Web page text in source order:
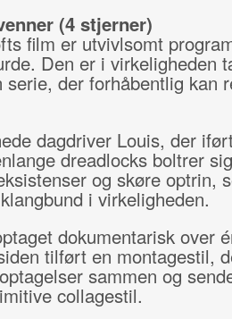
(4 stjerner)
film er utvivlsomt
Den er i virkeligheden
der forhåbentlig kan
dagdriver Louis, der
dreadlocks boltrer
og skøre optrin,
i virkeligheden.
dokumentarisk over
tilført en montagestil,
sammen og
collagestil.